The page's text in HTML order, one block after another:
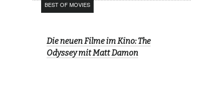
BEST OF MOVIES
Die neuen Filme im Kino: The
Odyssey mit Matt Damon